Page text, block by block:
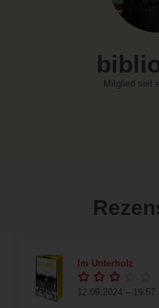
Mitglied seit
Im Unterholz
12.09.2024 – 19:57